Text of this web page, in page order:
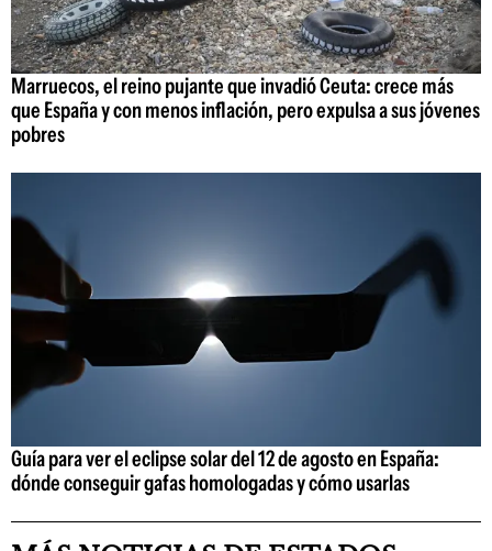
Marruecos, el reino pujante que invadió Ceuta: crece más
que España y con menos inflación, pero expulsa a sus jóvenes
pobres
Guía para ver el eclipse solar del 12 de agosto en España:
dónde conseguir gafas homologadas y cómo usarlas